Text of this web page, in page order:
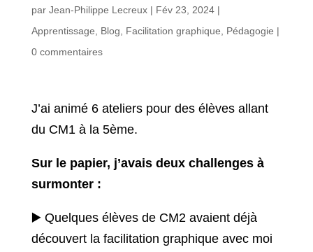
par Jean-Philippe Lecreux| Fév 23, 2024|
Apprentissage
Blog Facilitation graphique Pédagogie |
0 commentaires
J’ai animé 6 ateliers pour des élèves allant
du CM1 à la 5ème.
Sur le papier, j’avais deux challenges à
surmonter :
▶️ Quelques élèves de CM2 avaient déjà
découvert la facilitation graphique avec moi